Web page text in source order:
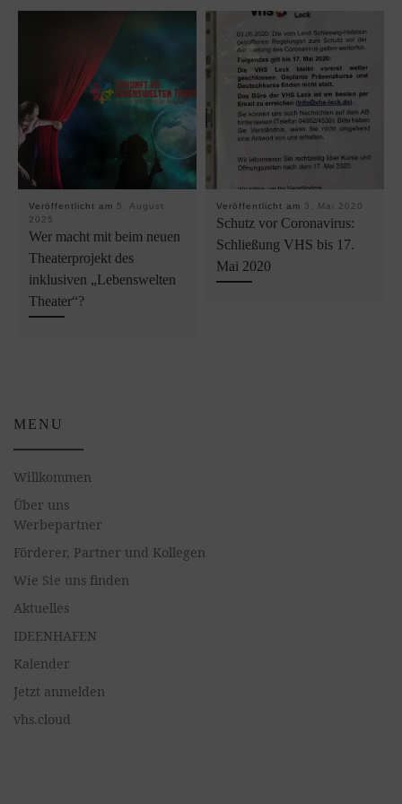
Veröffentlicht am 5. August
2025
Wer macht mit beim neuen
Theaterprojekt des
inklusiven „Lebenswelten
Theater“?
Veröffentlicht am 3. Mai 2020
Schutz vor Coronavirus:
Schließung VHS bis 17.
Mai 2020
MENU
Willkommen
Über uns
Werbepartner
Förderer, Partner und Kollegen
Wie Sie uns finden
Aktuelles
IDEENHAFEN
Kalender
Jetzt anmelden
vhs.cloud